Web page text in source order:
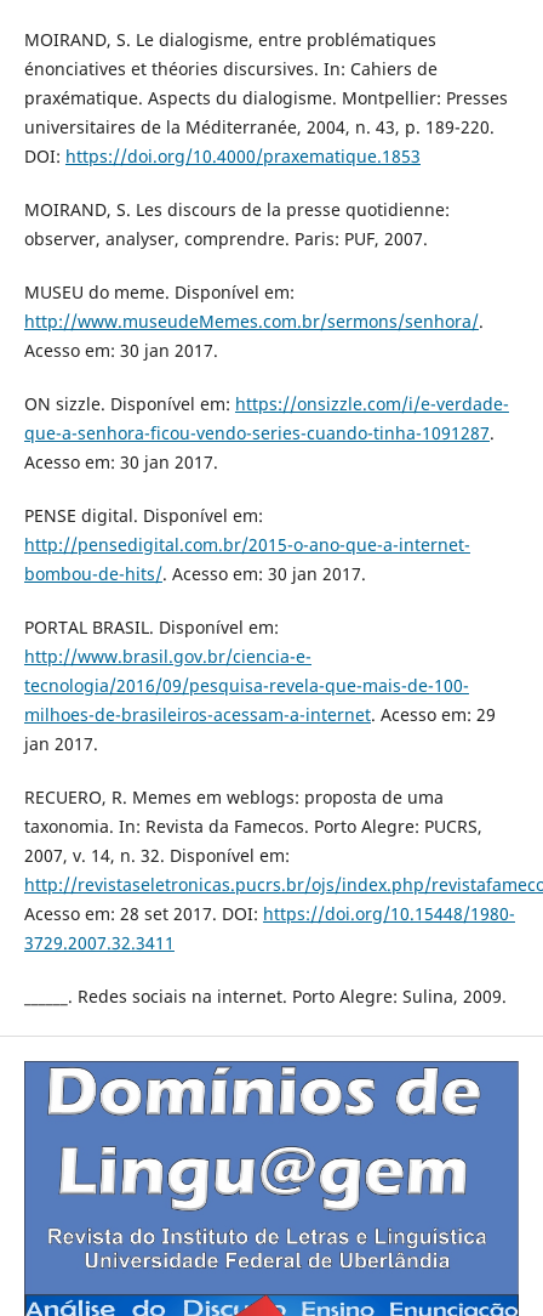
MOIRAND, S. Le dialogisme, entre problématiques
énonciatives et théories discursives. In: Cahiers de
praxématique. Aspects du dialogisme. Montpellier: Presses
universitaires de la Méditerranée, 2004, n. 43, p. 189-220.
DOI: https://doi.org/10.4000/praxematique.1853
MOIRAND, S. Les discours de la presse quotidienne:
observer, analyser, comprendre. Paris: PUF, 2007.
MUSEU do meme. Disponível em:
http://www.museudeMemes.com.br/sermons/senhora/.
Acesso em: 30 jan 2017.
ON sizzle. Disponível em: https://onsizzle.com/i/e-verdade-
que-a-senhora-ficou-vendo-series-cuando-tinha-1091287.
Acesso em: 30 jan 2017.
PENSE digital. Disponível em:
http://pensedigital.com.br/2015-o-ano-que-a-internet-
bombou-de-hits/. Acesso em: 30 jan 2017.
PORTAL BRASIL. Disponível em:
http://www.brasil.gov.br/ciencia-e-
tecnologia/2016/09/pesquisa-revela-que-mais-de-100-
milhoes-de-brasileiros-acessam-a-internet. Acesso em: 29
jan 2017.
RECUERO, R. Memes em weblogs: proposta de uma
taxonomia. In: Revista da Famecos. Porto Alegre: PUCRS,
2007, v. 14, n. 32. Disponível em:
http://revistaseletronicas.pucrs.br/ojs/index.php/
Acesso em: 28 set 2017. DOI: https://doi.org/10.15448/1980-
3729.2007.32.3411
______. Redes sociais na internet. Porto Alegre: Sulina, 2009.